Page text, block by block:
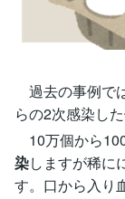
過去の事例で
らの2次感染し
10万個から
染しますが稀に
す。口から入り